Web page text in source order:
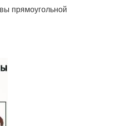
прямоугольной